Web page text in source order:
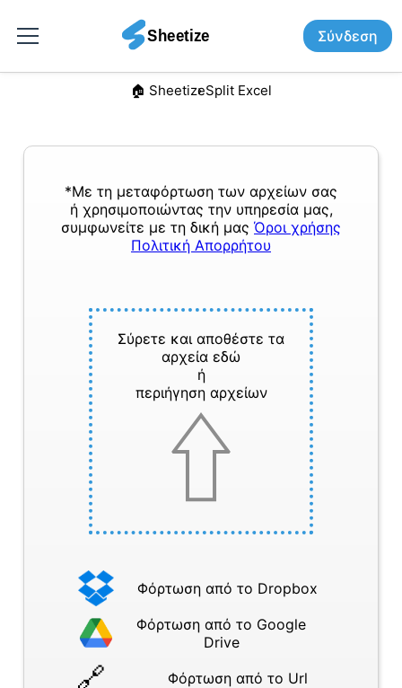
Σύνδεση
🏠︎ SheetizeSplit Excel
*Με τη μεταφόρτωση των αρχείων σας
ή χρησιμοποιώντας την υπηρεσία μας,
συμφωνείτε με τη δική μας Όροι χρήσης
Πολιτική Απορρήτου
Σύρετε και αποθέστε τα
αρχεία εδώ
ή
περιήγηση αρχείων
Φόρτωση από το Dropbox
Φόρτωση από το Google
Drive
Φόρτωση από το Url